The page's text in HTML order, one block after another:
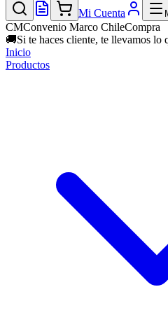
Mi Cuenta
CMConvenio Marco ChileCompra
🚚Si te haces cliente, te llevamos lo
Inicio
Productos